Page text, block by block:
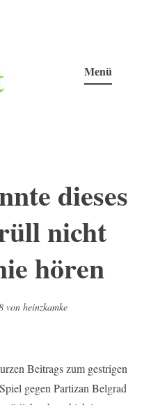
Menü
dieses
nicht
hören
von heinzkamke
Beitrags zum gestrigen
gegen Partizan Belgrad